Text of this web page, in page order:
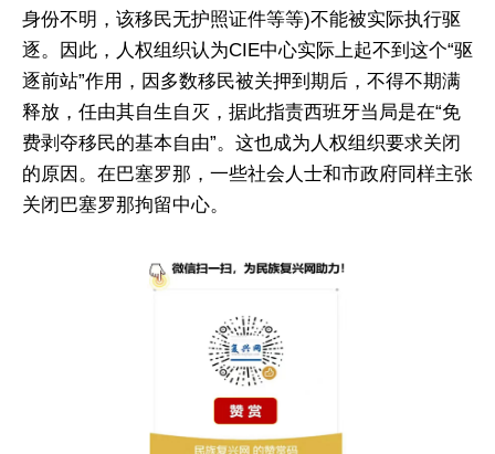
身份不明，该移民无护照证件等等)不能被实际执行驱
逐。因此，人权组织认为CIE中心实际上起不到这个“驱
逐前站”作用，因多数移民被关押到期后，不得不期满
释放，任由其自生自灭，据此指责西班牙当局是在“免
费剥夺移民的基本自由”。这也成为人权组织要求关闭
的原因。在巴塞罗那，一些社会人士和市政府同样主张
关闭巴塞罗那拘留中心。